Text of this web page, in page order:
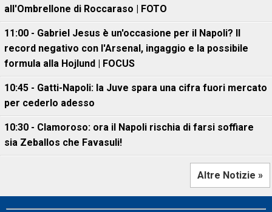
all'Ombrellone di Roccaraso | FOTO
11:00 - Gabriel Jesus è un'occasione per il Napoli? Il
record negativo con l'Arsenal, ingaggio e la possibile
formula alla Hojlund | FOCUS
10:45 - Gatti-Napoli: la Juve spara una cifra fuori mercato
per cederlo adesso
10:30 - Clamoroso: ora il Napoli rischia di farsi soffiare
sia Zeballos che Favasuli!
Altre Notizie »